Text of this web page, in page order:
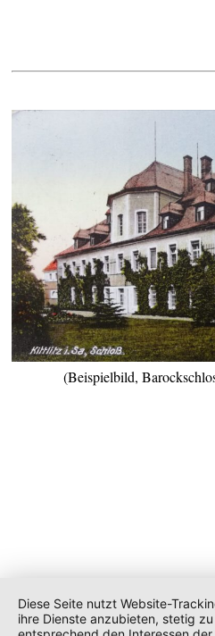
(Beispielbild,
Diese Seite nutzt Website-
ihre Dienste anzubieten, stetig